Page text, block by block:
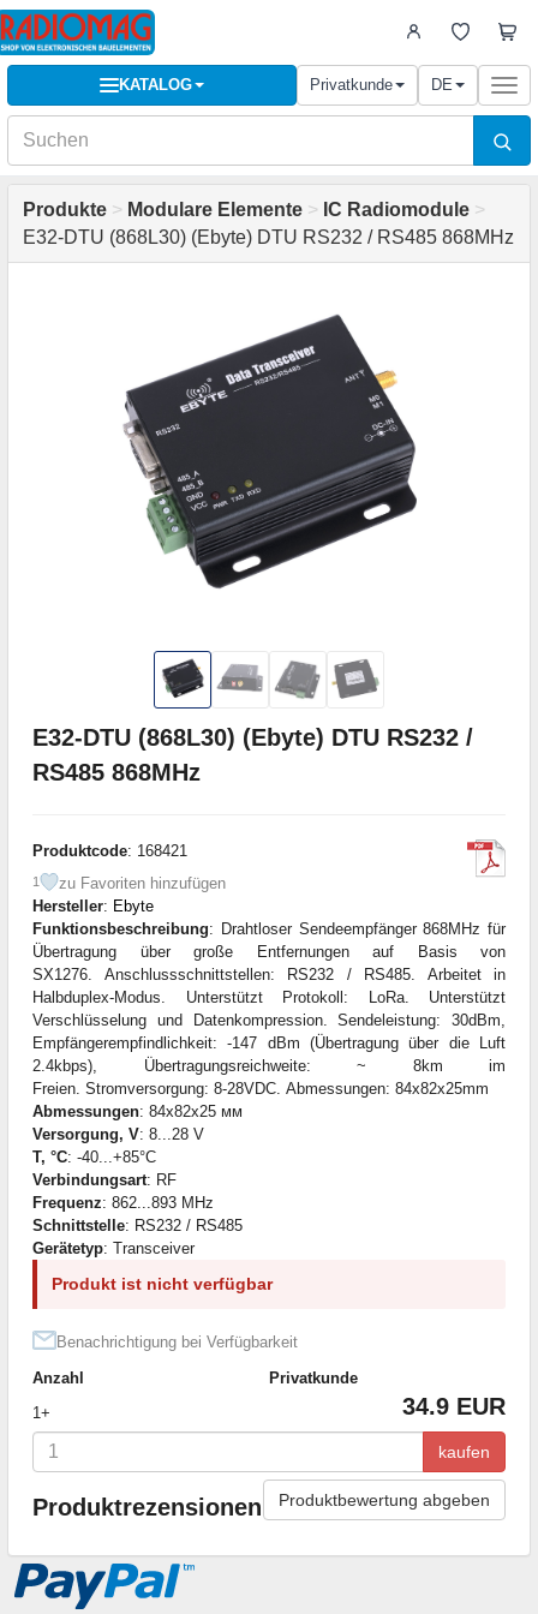
KATALOG Privatkunde DE
Produkte > Modulare Elemente > IC Radiomodule >
E32-DTU (868L30) (Ebyte) DTU RS232 / RS485 868MHz
E32-DTU (868L30) (Ebyte) DTU RS232 /
RS485 868MHz
Produktcode: 168421
1
zu Favoriten hinzufügen
Hersteller: Ebyte
Funktionsbeschreibung: Drahtloser Sendeempfänger 868MHz für
Übertragung über große Entfernungen auf Basis von
SX1276. Anschlussschnittstellen: RS232 / RS485. Arbeitet in
Halbduplex-Modus. Unterstützt Protokoll: LoRa. Unterstützt
Verschlüsselung und Datenkompression. Sendeleistung: 30dBm,
Empfängerempfindlichkeit: -147 dBm (Übertragung über die Luft
2.4kbps), Übertragungsreichweite: ~ 8km im
Freien. Stromversorgung: 8-28VDC. Abmessungen: 84x82x25mm
Abmessungen: 84x82x25 мм
Versorgung, V: 8...28 V
T, °C: -40...+85°C
Verbindungsart: RF
Frequenz: 862...893 MHz
Schnittstelle: RS232 / RS485
Gerätetyp: Transceiver
Produkt ist nicht verfügbar
Benachrichtigung bei Verfügbarkeit
Anzahl
Privatkunde
1+
34.9 EUR
kaufen
Produktrezensionen Produktbewertung abgeben